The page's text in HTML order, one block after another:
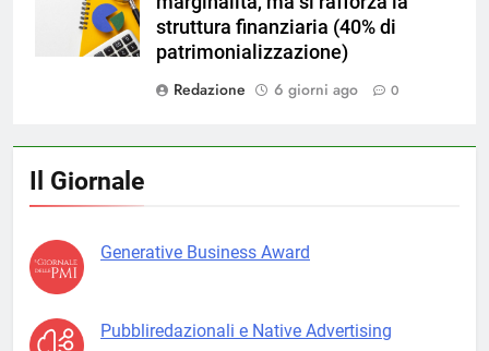
struttura finanziaria (40% di
patrimonializzazione)
Redazione
6 giorni ago 0
Il Giornale
Generative Business Award
Pubbliredazionali e Native Advertising